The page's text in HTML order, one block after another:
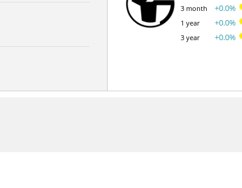
3 month
1 year
3 year
+0.0%
+0.0%
+0.0%